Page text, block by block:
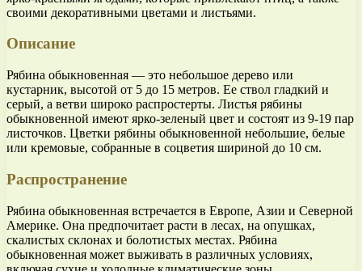
своими декоративными цветами и листьями.
Описание
Рябина обыкновенная — это небольшое дерево или
кустарник, высотой от 5 до 15 метров. Ее ствол гладкий и
серый, а ветви широко распростерты. Листья рябины
обыкновенной имеют ярко-зеленый цвет и состоят из 9-19 пар
листочков. Цветки рябины обыкновенной небольшие, белые
или кремовые, собранные в соцветия шириной до 10 см.
Распространение
Рябина обыкновенная встречается в Европе, Азии и Северной
Америке. Она предпочитает расти в лесах, на опушках,
скалистых склонах и болотистых местах. Рябина
обыкновенная может выживать в различных условиях,